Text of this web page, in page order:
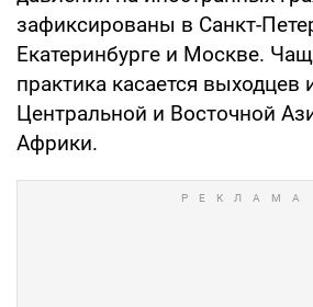
зафиксированы в Санкт-
Екатеринбурге и Москве.
практика касается выходцев
Центральной и Восточной
Африки.